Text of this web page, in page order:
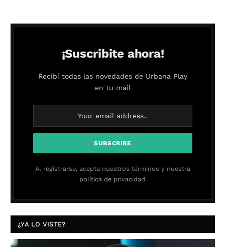
¡Suscribite ahora!
Recibí todas las novedades de Urbana Play
en tu mail
Al registrarse, acepta nuestros términos y nuestra
política de privacidad.
¿YA LO VISTE?